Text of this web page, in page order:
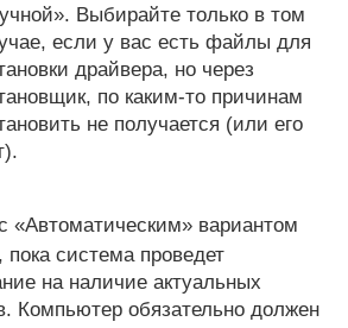
Выбирайте только в том
если у вас есть файлы для
драйвера, но через
по каким-то причинам
не получается (или его
«Автоматическим» вариантом
система проведет
на наличие актуальных
Компьютер обязательно должен